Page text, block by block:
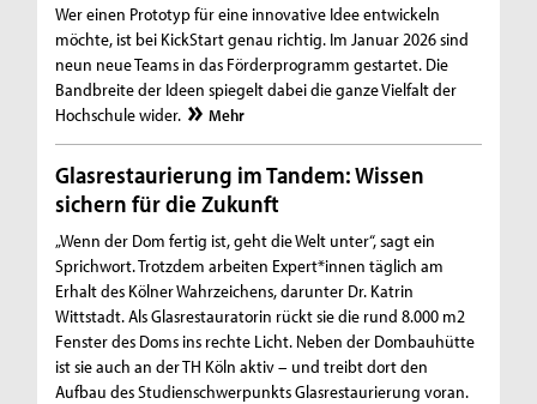
Wer einen Prototyp für eine innovative Idee entwickeln
möchte, ist bei KickStart genau richtig. Im Januar 2026 sind
neun neue Teams in das Förderprogramm gestartet. Die
Bandbreite der Ideen spiegelt dabei die ganze Vielfalt der
Hochschule wider.
Mehr
Glasrestaurierung im Tandem: Wissen
sichern für die Zukunft
„Wenn der Dom fertig ist, geht die Welt unter“, sagt ein
Sprichwort. Trotzdem arbeiten Expert*innen täglich am
Erhalt des Kölner Wahrzeichens, darunter Dr. Katrin
Wittstadt. Als Glasrestauratorin rückt sie die rund 8.000 m2
Fenster des Doms ins rechte Licht. Neben der Dombauhütte
ist sie auch an der TH Köln aktiv – und treibt dort den
Aufbau des Studienschwerpunkts Glasrestaurierung voran.